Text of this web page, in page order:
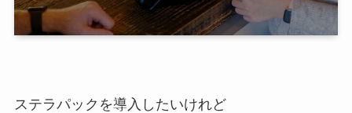
ステラパックを導入したいけれど